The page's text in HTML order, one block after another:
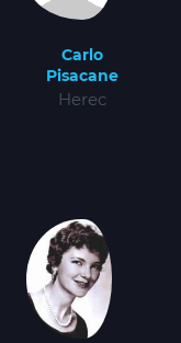
Carlo
Pisacane
Herec